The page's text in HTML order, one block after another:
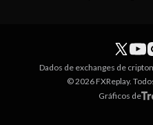
Dados de exchanges de
© 2026 FXReplay.
Gráficos de